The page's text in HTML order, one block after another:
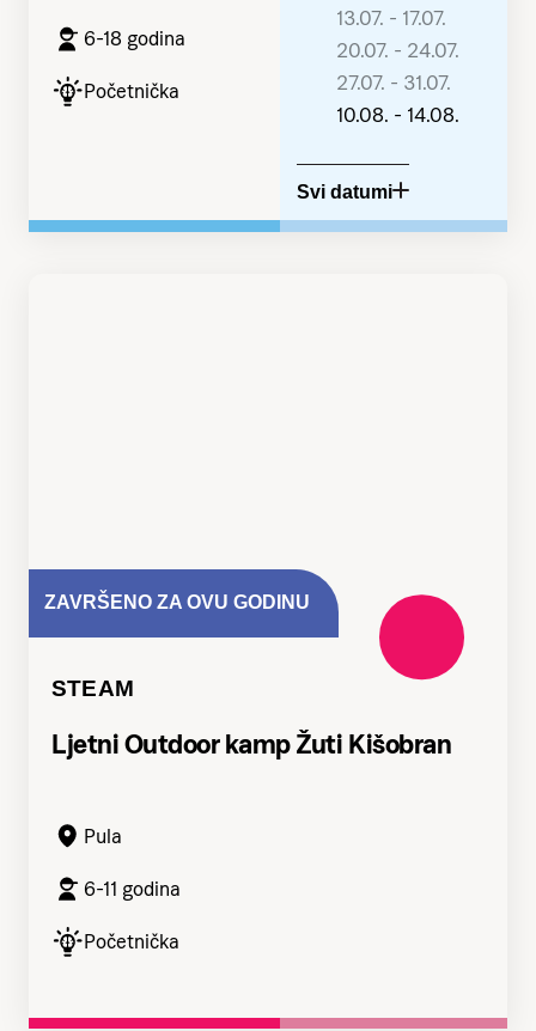
6-18 godina
Početnička
13.07. - 17.07.
20.07. - 24.07.
27.07. - 31.07.
10.08. - 14.08.
Svi datumi
ZAVRŠENO ZA OVU GODINU
STEAM
Ljetni Outdoor kamp Žuti Kišobran
Pula
6-11 godina
Početnička